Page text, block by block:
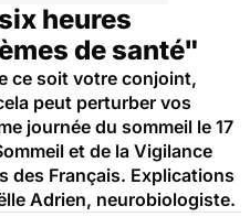
heures
de santé"
ce soit votre conjoint,
peut perturber vos
journée du sommeil le 17
et de la Vigilance
des Français. Explications
Adrien, neurobiologiste.